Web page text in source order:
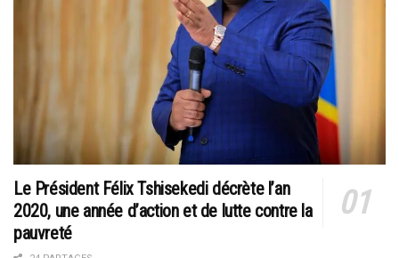
Le Président Félix Tshisekedi décrète l’an
2020, une année d’action et de lutte contre la
pauvreté